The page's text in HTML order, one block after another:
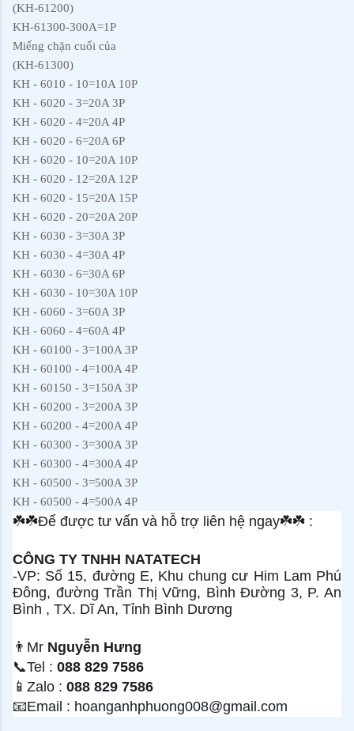
(KH-61200)
KH-61300-300A=1P
Miếng chặn cuối của
(KH-61300)
KH - 6010 - 10=10A 10P
KH - 6020 - 3=20A 3P
KH - 6020 - 4=20A 4P
KH - 6020 - 6=20A 6P
KH - 6020 - 10=20A 10P
KH - 6020 - 12=20A 12P
KH - 6020 - 15=20A 15P
KH - 6020 - 20=20A 20P
KH - 6030 - 3=30A 3P
KH - 6030 - 4=30A 4P
KH - 6030 - 6=30A 6P
KH - 6030 - 10=30A 10P
KH - 6060 - 3=60A 3P
KH - 6060 - 4=60A 4P
KH - 60100 - 3=100A 3P
KH - 60100 - 4=100A 4P
KH - 60150 - 3=150A 3P
KH - 60200 - 3=200A 3P
KH - 60200 - 4=200A 4P
KH - 60300 - 3=300A 3P
KH - 60300 - 4=300A 4P
KH - 60500 - 3=500A 3P
KH - 60500 - 4=500A 4P
☘☘Để được tư vấn và hỗ trợ liên hệ ngay☘☘ :
CÔNG TY TNHH NATATECH
-VP: Số 15, đường E, Khu chung cư Him Lam Phú
Đông, đường Trần Thị Vững, Bình Đường 3, P. An
Bình , TX. Dĩ An, Tỉnh Bình Dương
👨 Mr Nguyễn Hưng
📞Tel : 088 829 7586
📱 Zalo : 088 829 7586
📧Email : hoanganhphuong008@gmail.com